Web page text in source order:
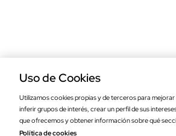
Bandera de
A partir de 100 unidades
Uso de Cookies
Utilizamos cookies propias y de terceros para
inferir grupos de interés, crear un perfil de sus
que ofrecemos y obtener información sobre qué
Política de cookies